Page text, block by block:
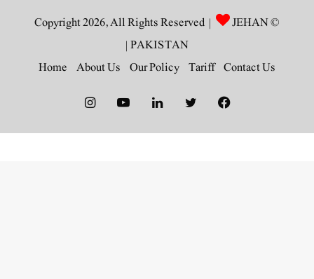
© Copyright 2026, All Rights Reserved |
JEHAN
PAKISTAN
|
Contact Us
Tariff
Our Policy
About Us
Home
Facebook
Twitter
LinkedIn
YouTube
Instagram